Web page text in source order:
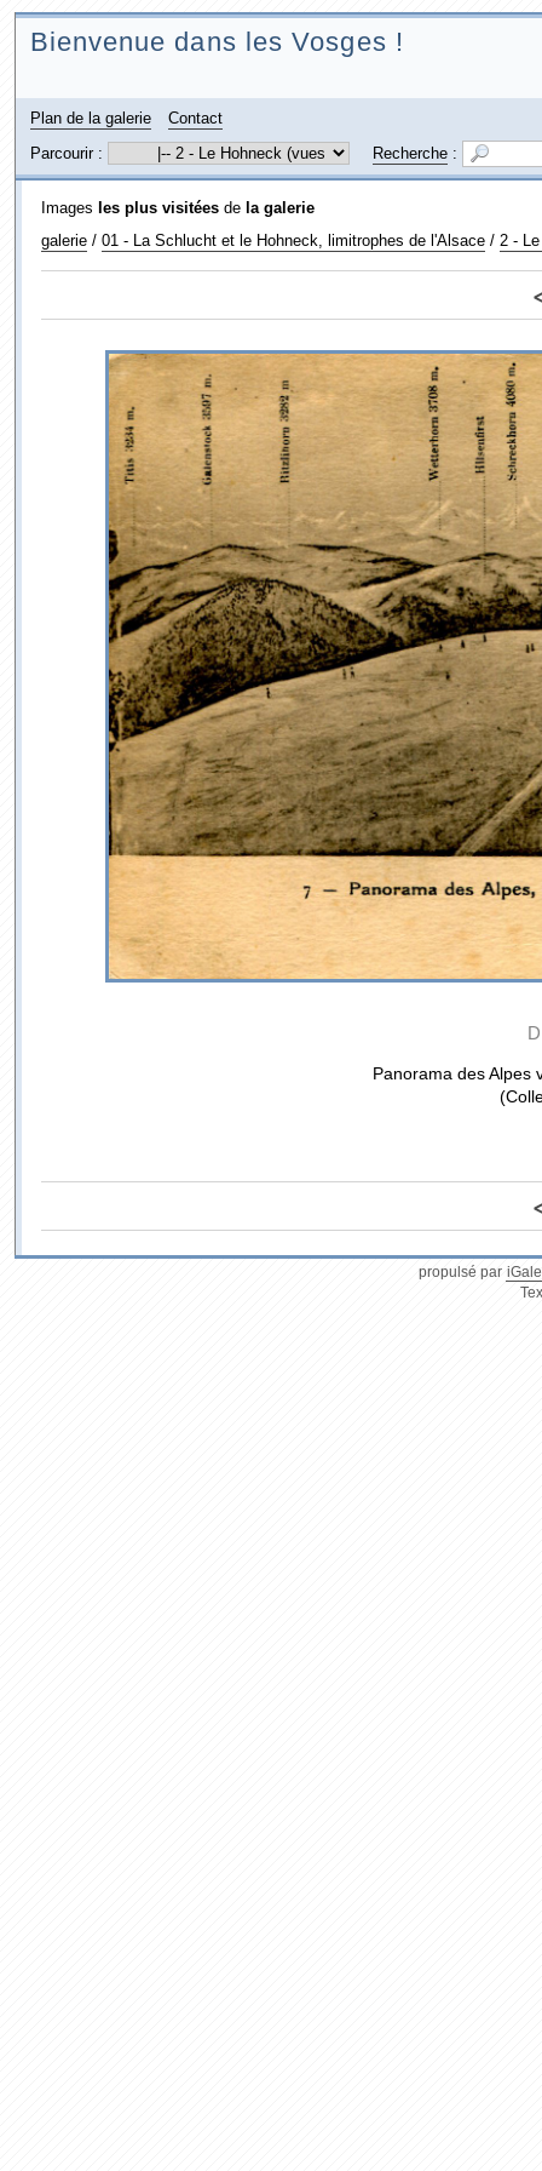
Bienvenue dans les Vosges !
Plan de la galerie
Contact
Parcourir :
Recherche:
Images les plus visitéesde la galerie
galerie/ 01 - La Schlucht et le Hohneck, limitrophes de l'Alsace/ 2 -
Panorama des Alpes
propulsé par